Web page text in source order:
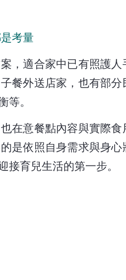
考量
，適合家中已有照護
餐外送店家，也有部
等。
在意餐點內容與實際
是依照自身需求與身
接育兒生活的第一步。